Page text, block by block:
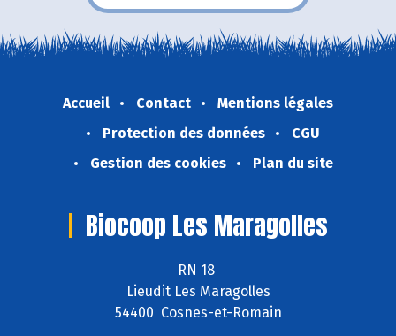
Accueil Contact
Mentions légales
Protection des données
CGU
Gestion des cookies
Plan du site
Biocoop Les Maragolles
RN 18
Lieudit Les Maragolles
54400 Cosnes-et-Romain